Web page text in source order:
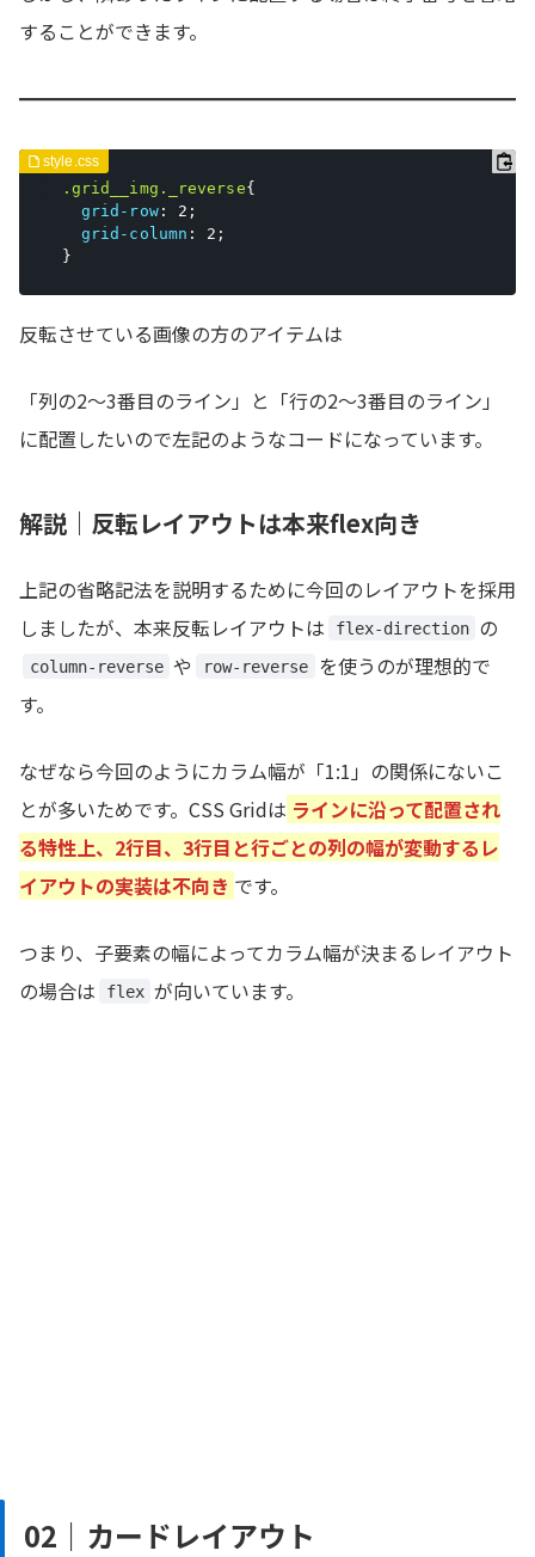
することができます。
.grid__img._reverse{
grid-row: 2 ;
grid-column : 2 ;
}
反転させている画像の方のアイテムは
「列の2〜3番目のライン」と「行の2〜3番目のライン」
に配置したいので左記のようなコードになっています。
解説｜反転レイアウトは本来flex向き
上記の省略記法を説明するために今回のレイアウトを採用
しましたが、本来反転レイアウトは
flex-direction の
column-reverse や row-reverse
を使うのが理想的で
す。
なぜなら今回のようにカラム幅が「1:1」の関係にないこ
とが多いためです。CSS Gridは ラインに沿って配置され
る特性上、2行目、3行目と行ごとの列の幅が変動するレ
イアウトの実装は不向き です。
つまり、子要素の幅によってカラム幅が決まるレイアウト
の場合は
flex が向いています。
02｜カードレイアウト